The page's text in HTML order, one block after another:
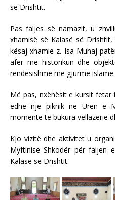
së Drishtit.
Pas faljes së namazit, u
xhamisë së Kalasë së
kësaj xhamie z. Isa Muhaj
afër me historikun dhe
rëndësishme me gjurmë islame.
Më pas, nxënësit e kursit fetar
edhe një piknik në Urën e
momente të bukura vëllazërie
Kjo vizitë dhe aktivitet u
Myftinisë Shkodër për faljen
Kalasë së Drishtit.